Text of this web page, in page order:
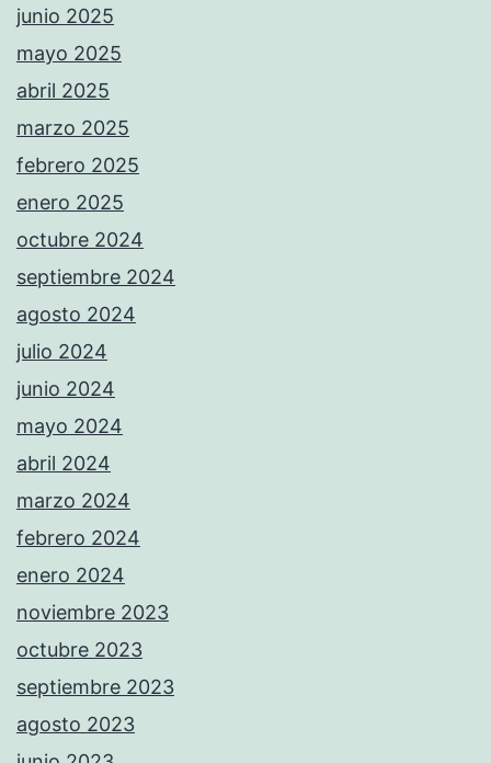
junio 2025
mayo 2025
abril 2025
marzo 2025
febrero 2025
enero 2025
octubre 2024
septiembre 2024
agosto 2024
julio 2024
junio 2024
mayo 2024
abril 2024
marzo 2024
febrero 2024
enero 2024
noviembre 2023
octubre 2023
septiembre 2023
agosto 2023